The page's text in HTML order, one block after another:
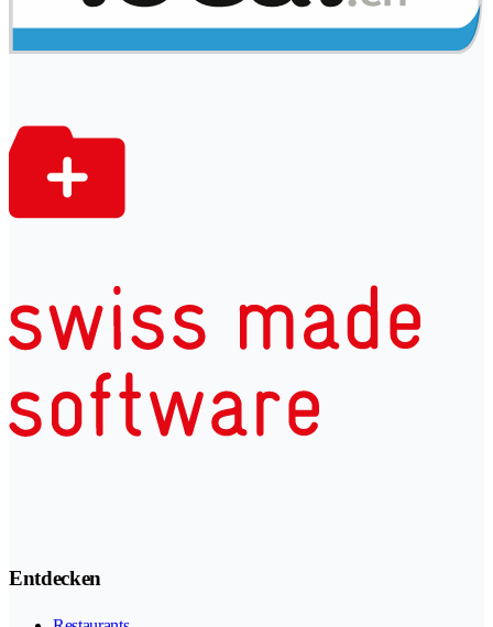
Entdecken